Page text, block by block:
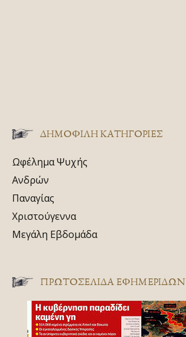
ΔΗΜΟΦΙΛΗ ΚΑΤΗΓΟΡΙΕΣ
Ωφέλημα Ψυχής
Ανδρών
Παναγίας
Χριστούγεννα
Μεγάλη Εβδομάδα
ΠΡΩΤΟΣΈΛΙΔΑ ΕΦΗΜΕΡΊΔΩΝ